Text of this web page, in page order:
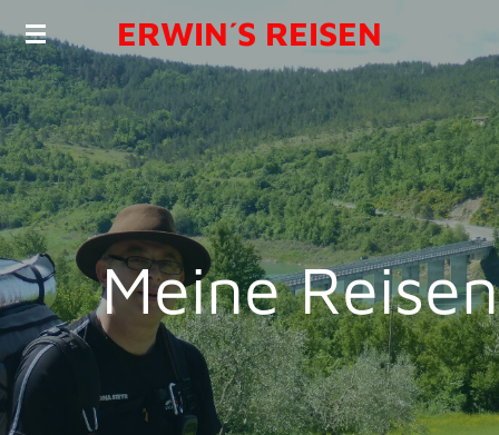
Zum
Hauptinhalt
springen
ERWIN´S REISEN
Meine Reisen